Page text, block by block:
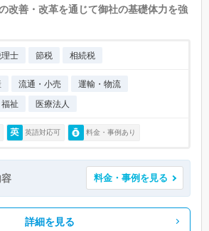
改善・改革を通じて御社の基礎体力を強
士 節税 相続税
流通・小売
運輸・物流
祉
医療法人
英語対応可 料金・事例あり
料金・事例を見る
詳細を見る